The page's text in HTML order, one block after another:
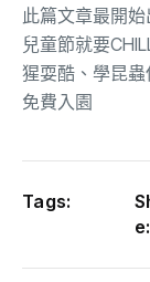
此篇文章最開始
兒童節就要
猩耍酷、學昆
免費入園
Tags:
e: